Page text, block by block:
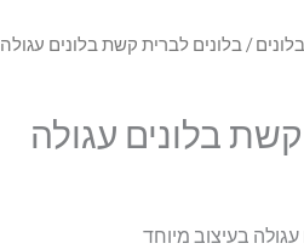
/ בלונים לברית קשת בלונים עגולה
בלונים עגולה
בעיצוב מיוחד